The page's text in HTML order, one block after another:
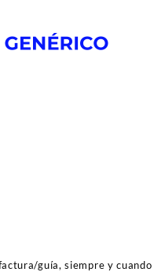
guía, siempre y